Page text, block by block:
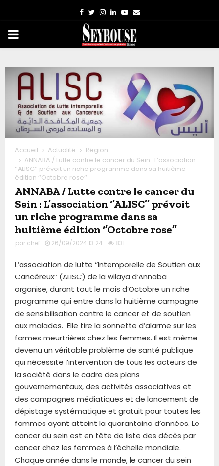
Facebook
TwitterInstagram
LinkedinYoutube
Email
PRIMARY
Accueil Actualité
Région
ANNABA / Lutte contre le cancer du Sein : L’association
‘’ALISC’’ prévoit un riche programme dans sa huitième
édition ‘’Octobre rose’’
ANNABA / Lutte contre le cancer du
Sein : L’association ‘’ALISC’’ prévoit
un riche programme dans sa
huitième édition ‘’Octobre rose’’
par chef 26/09/2024 13:24 831
L’association de lutte ‘’Intemporelle de Soutien aux
Cancéreux’’ (ALISC) de la wilaya d’Annaba
organise, durant tout le mois d’Octobre un riche
programme qui entre dans la huitième campagne
de sensibilisation contre le cancer et de soutien
aux malades. Elle tire la sonnette d’alarme sur les
formes meurtrières chez les femmes. Il est même
devenu un véritable problème de santé publique
qui nécessite l’intervention de tous les acteurs de
la société dans le cadre des plans
gouvernementaux, des activités associatives et
des campagnes médiatiques et de lancement de
dépistage systématique et gratuit pour toutes les
femmes ayant atteint la quarantaine d’années. Le
cancer du sein est en tête de liste des décès par
cancer chez les femmes à l’échelle mondiale.
Chaque année dans le monde, le cancer du sein